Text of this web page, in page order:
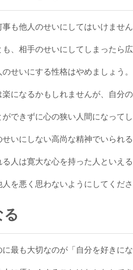
も他人のせいにしてはいけません
、相手のせいにしてしまったら広
せいにする性格はやめましょう。
になるかもしれませんが、自分
できずに心の狭い人間になってし
いにしない高尚な精神でいられ
人は寛大な心を持った人といえる
を悪く思わないようにしてくださ
る
最も大切なのが「自分を好きにな